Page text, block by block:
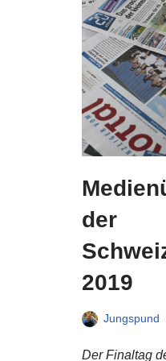
der
2019
Jungspund
Der Finaltag